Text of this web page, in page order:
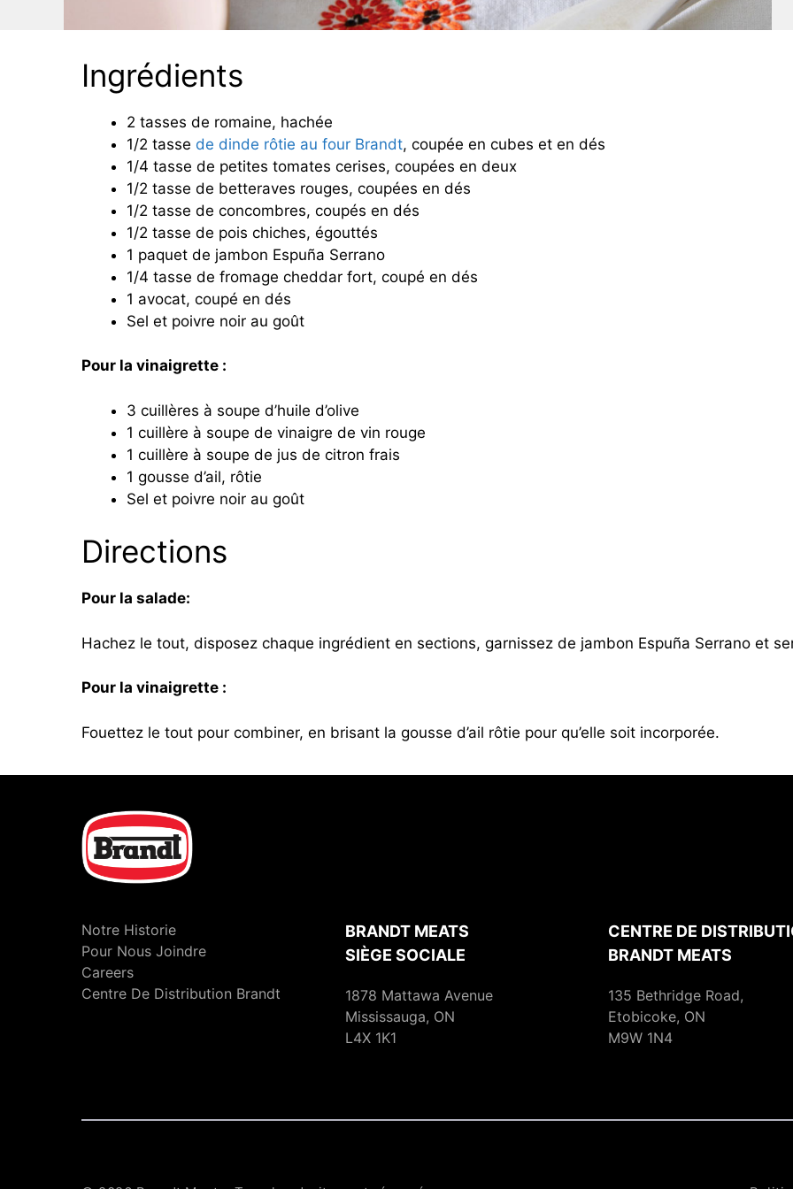
Ingrédients
2 tasses de romaine, hachée
1/2 tasse de dinde rôtie au four Brandt, coupée en cubes et en dés
1/4 tasse de petites tomates cerises, coupées en deux
1/2 tasse de betteraves rouges, coupées en dés
1/2 tasse de concombres, coupés en dés
1/2 tasse de pois chiches, égouttés
1 paquet de jambon Espuña Serrano
1/4 tasse de fromage cheddar fort, coupé en dés
1 avocat, coupé en dés
Sel et poivre noir au goût
Pour la vinaigrette :
3 cuillères à soupe d’huile d’olive
1 cuillère à soupe de vinaigre de vin rouge
1 cuillère à soupe de jus de citron frais
1 gousse d’ail, rôtie
Sel et poivre noir au goût
Directions
Pour la salade:
Hachez le tout, disposez chaque ingrédient en sections, garnissez de jambon Espuña Serrano et
Pour la vinaigrette :
Fouettez le tout pour combiner, en brisant la gousse d’ail rôtie pour qu’elle soit incorporée.
Notre Historie
Pour Nous Joindre
Careers
Centre De Distribution Brandt
BRANDT MEATS
SIÈGE SOCIALE
1878 Mattawa Avenue
Mississauga, ON
L4X 1K1
CENTRE DE
BRANDT MEATS
135 Bethridge Road,
Etobicoke, ON
M9W 1N4